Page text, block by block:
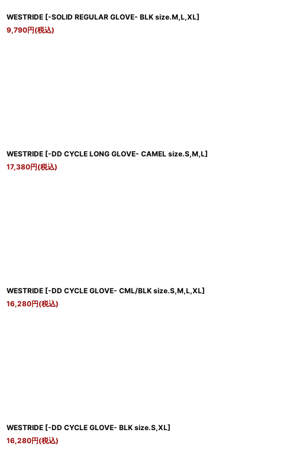
WESTRIDE [-SOLID REGULAR GLOVE- BLK size.M,L,XL]
9,790円(税込)
WESTRIDE [-DD CYCLE LONG GLOVE- CAMEL size.S,M,L]
17,380円(税込)
WESTRIDE [-DD CYCLE GLOVE- CML/BLK size.S,M,L,XL]
16,280円(税込)
WESTRIDE [-DD CYCLE GLOVE- BLK size.S,XL]
16,280円(税込)